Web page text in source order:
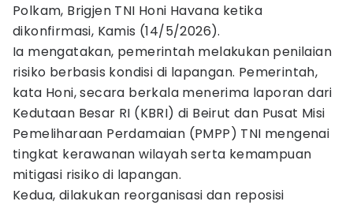
Polkam, Brigjen TNI Honi Havana ketika
dikonfirmasi, Kamis (14/5/2026).
Ia mengatakan, pemerintah melakukan penilaian
risiko berbasis kondisi di lapangan. Pemerintah,
kata Honi, secara berkala menerima laporan dari
Kedutaan Besar RI (KBRI) di Beirut dan Pusat Misi
Pemeliharaan Perdamaian (PMPP) TNI mengenai
tingkat kerawanan wilayah serta kemampuan
mitigasi risiko di lapangan.
Kedua, dilakukan reorganisasi dan reposisi